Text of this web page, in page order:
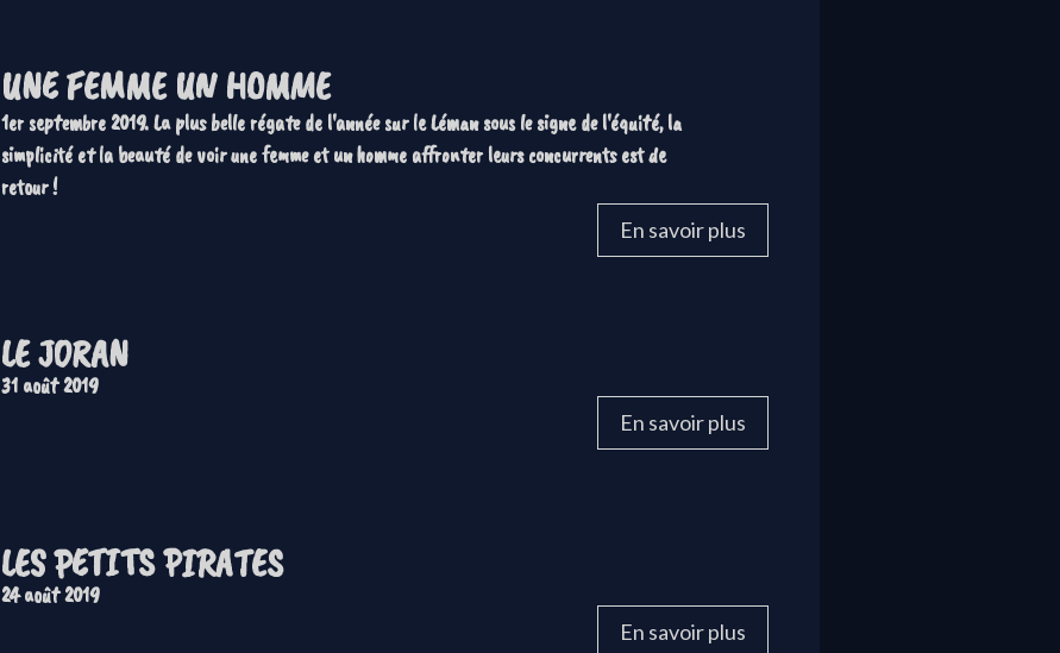
UNE FEMME UN HOMME
1er septembre 2019. La plus belle régate de l'année sur le Léman sous le signe de l'équité, la
simplicité et la beauté de voir une femme et un homme affronter leurs concurrents est de
retour !
En savoir plus
LE JORAN
31 août 2019
En savoir plus
LES PETITS PIRATES
24 août 2019
En savoir plus